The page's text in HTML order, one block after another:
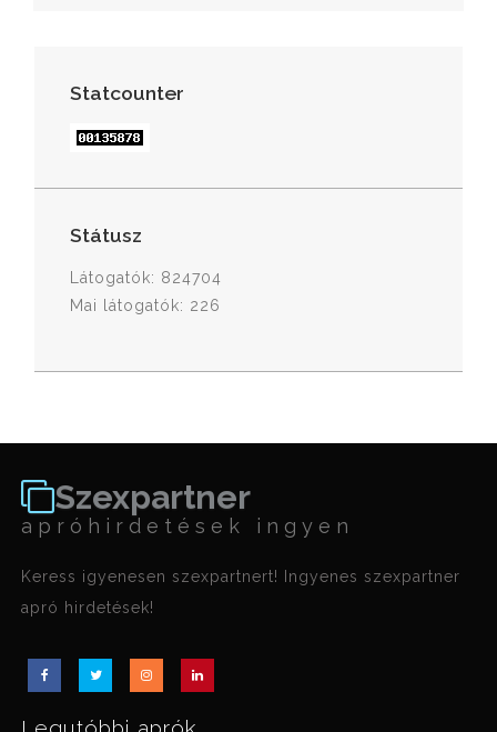
Statcounter
Státusz
Látogatók: 824704
Mai látogatók: 226
Szexpartner
apróhirdetések ingyen
Keress igyenesen szexpartnert! Ingyenes szexpartner
apró hirdetések!